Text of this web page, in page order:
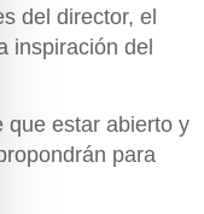
del director, el
inspiración del
que estar abierto y
para